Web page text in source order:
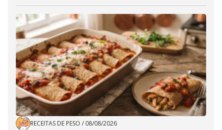
RECEITAS DE PESO / 08/08/2026